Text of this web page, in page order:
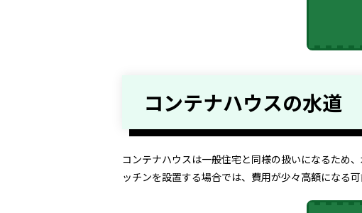
コンテナハウスの水道
コンテナハウスは一般住宅と同様の扱いになるため
ッチンを設置する場合では、費用が少々高額になる可